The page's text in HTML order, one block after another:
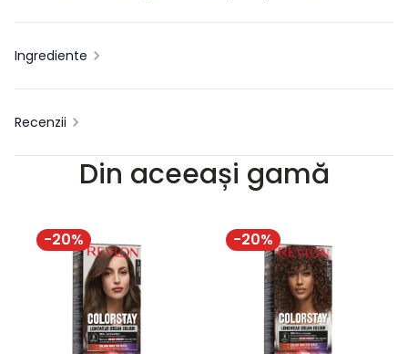
Ingrediente
Recenzii
Din aceeași gamă
-20% -20%